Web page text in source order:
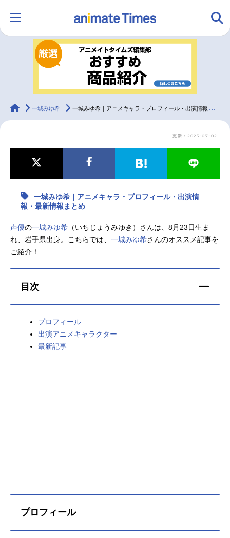
ランキング アニメ
ラジオ グッズ
最新記事一覧
アニメ記事一覧 声優記事一覧
アニメ映画一覧
今期アニメ曜日別一覧
春アニメ
男性声優/女性声優一覧
animateTimes
一城みゆ希 一城みゆ希｜アニメキャラ・プロフィール・出演情報・最新情報まとめ
更新：2025-07-02
一城みゆ希｜アニメキャラ・プロフィール・出演情
報・最新情報まとめ
声優の一城みゆ希 （いちじょうみゆき）さんは、8月23日生ま
れ、岩手県出身。こちらでは、 一城みゆ希さんのオススメ記事を
ご紹介！
目次
プロフィール
出演アニメキャラクター
最新記事
プロフィール